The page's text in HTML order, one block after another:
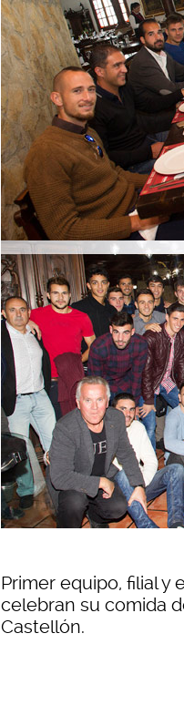
Primer equipo, filial
celebran su comida
Castellón.